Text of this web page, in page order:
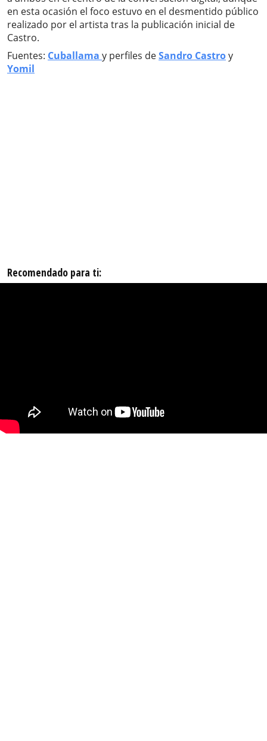
en esta ocasión el foco estuvo en el desmentido público
realizado por el artista tras la publicación inicial de
Castro.
Fuentes: Cuballama y perfiles deSandro Castroy
Yomil
Recomendado para ti: